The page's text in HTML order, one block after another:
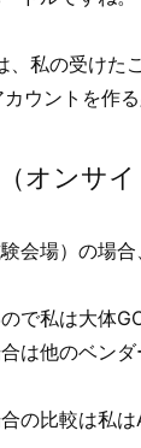
、私の受けた
ウントを作
オンサイ
会場）の場
で私は大体
は他のベン
の比較は私